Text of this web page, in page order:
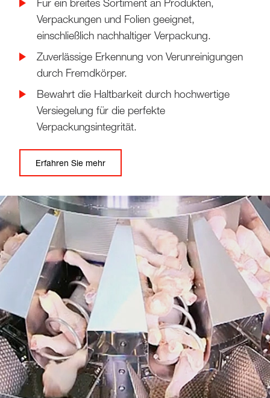
Für ein breites Sortiment an Produkten,
Verpackungen und Folien geeignet,
einschließlich nachhaltiger Verpackung.
Zuverlässige Erkennung von Verunreinigungen
durch Fremdkörper.
Bewahrt die Haltbarkeit durch hochwertige
Versiegelung für die perfekte
Verpackungsintegrität.
Erfahren Sie mehr